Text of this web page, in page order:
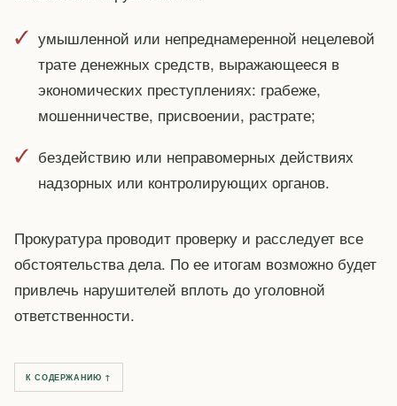
умышленной или непреднамеренной нецелевой
трате денежных средств, выражающееся в
экономических преступлениях: грабеже,
мошенничестве, присвоении, растрате;
бездействию или неправомерных действиях
надзорных или контролирующих органов.
Прокуратура проводит проверку и расследует все
обстоятельства дела. По ее итогам возможно будет
привлечь нарушителей вплоть до уголовной
ответственности.
К СОДЕРЖАНИЮ ↑